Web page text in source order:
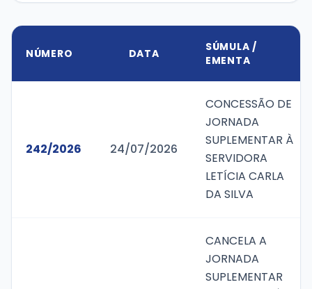
NÚMERO DATA
SÚMULA /
EMENTA
242/2026 24/07/2026
CONCESSÃO DE
JORNADA
SUPLEMENTAR À
SERVIDORA
LETÍCIA CARLA
DA SILVA
CANCELA A
JORNADA
SUPLEMENTAR